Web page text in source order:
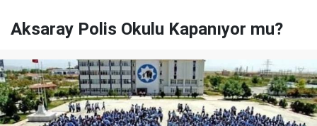
Aksaray Polis Okulu Kapanıyor mu?